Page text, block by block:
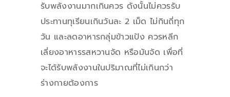
รับพลังงานมากเกินควร ดังนั้นไม่ควรรับ
ประทานทุเรียนเกินวันละ 2 เม็ด ไม่กินถี่ทุก
วัน และลดอาหารกลุ่มข้าวแป้ง ควรหลีก
เลี่ยงอาหารรสหวานจัด หรือมันจัด เพื่อที่
จะได้รับพลังงานในปริมาณที่ไม่เกินกว่า
ร่างกายต้องการ